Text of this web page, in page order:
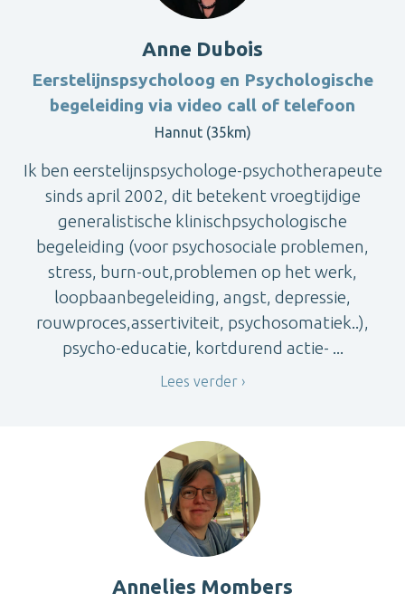
Anne Dubois
Eerstelijnspsycholoog en Psychologische
begeleiding via video call of telefoon
Hannut (35km)
Ik ben eerstelijnspsychologe-psychotherapeute
sinds april 2002, dit betekent vroegtijdige
generalistische klinischpsychologische
begeleiding (voor psychosociale problemen,
stress, burn-out,problemen op het werk,
loopbaanbegeleiding, angst, depressie,
rouwproces,assertiviteit, psychosomatiek..),
psycho-educatie, kortdurend actie- ...
Lees verder
Annelies Mombers